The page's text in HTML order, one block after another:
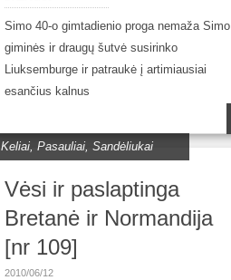
Simo 40-o gimtadienio proga nemaža Simo
giminės ir draugų šutvė susirinko
Liuksemburge ir patraukė į artimiausiai
esančius kalnus
Keliai,Pasauliai,Sandėliukai
Vėsi ir paslaptinga
Bretanė ir Normandija
[nr 109]
2010/06/12